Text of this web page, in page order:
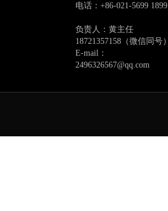
电话： +86-021-5699 1899
负责人：黄主任
18721357158（微信同号）
E-mail ：
2496326567@qq.com